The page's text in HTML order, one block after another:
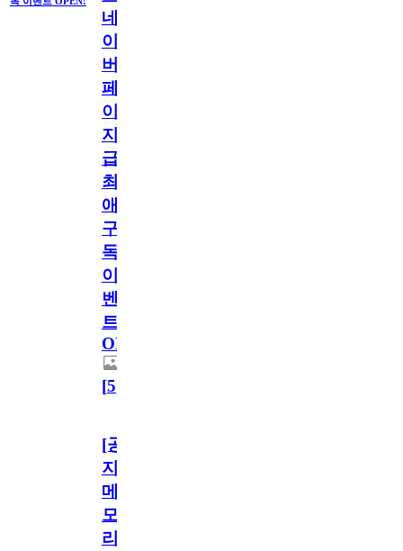
네
이
버
페
이
지
급!
최
애
구
독
이
벤
트
OPEN!
[5]
[공
지]
메
모
리